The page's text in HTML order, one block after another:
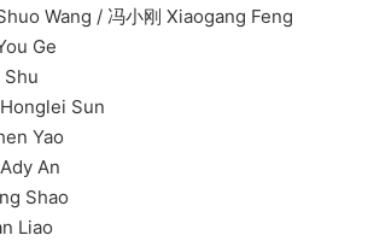
Wang / 冯小刚 Xiaogang Feng
Ge
Sun
Yao
An